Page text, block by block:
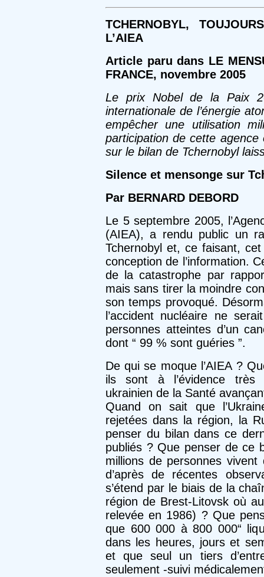
TCHERNOBYL,
L’AIEA
Article paru dans LE
FRANCE, novembre 2005
Le prix Nobel de la Paix
internationale de l’énergie
empêcher une utilisation
participation de cette
sur le bilan de Tchernobyl
Silence et mensonge sur
Par BERNARD DEBORD
Le 5 septembre 2005,
(AIEA), a rendu public un
Tcher­nobyl et, ce faisant,
concep­tion de l’information.
de la catas­trophe par
mais sans tirer la moindre
son temps provoqué.
l’accident nucléaire ne
personnes atteintes d’un
dont “ 99 % sont guéries ”.
De qui se moque l’AIEA ?
ils sont à l’évidence très
ukrainien de la Santé
Quand on sait que
rejetées dans la région, la
penser du bilan dans ce
publiés ? Que penser de ce
millions de personnes
d’après de récentes
s’étend par le biais de la
région de Brest-Litovsk où
relevée en 1986) ? Que
que 600 000 à 800 000“
dans les heures, jours et
et que seul un tiers
seulement -suivi